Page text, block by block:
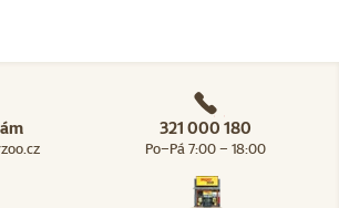
321 000 180
Po–Pá 7:00 – 18:00